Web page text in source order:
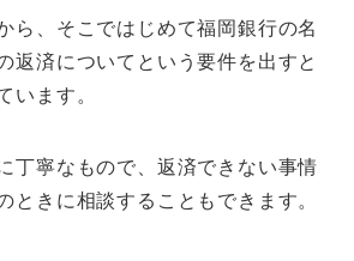
ら、そこではじめて福岡銀行の名
返済についてという要件を出すと
います。
丁寧なもので、返済できない事情
ときに相談することもできます。